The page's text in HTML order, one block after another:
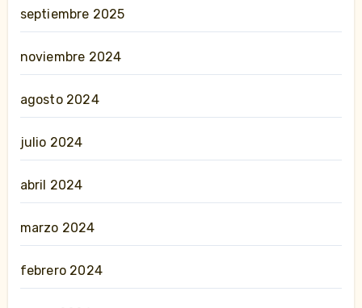
septiembre 2025
noviembre 2024
agosto 2024
julio 2024
abril 2024
marzo 2024
febrero 2024